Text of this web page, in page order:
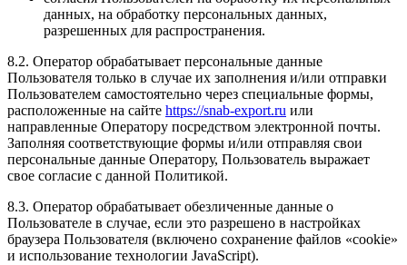
данных, на обработку персональных данных,
разрешенных для распространения.
8.2. Оператор обрабатывает персональные данные
Пользователя только в случае их заполнения и/или отправки
Пользователем самостоятельно через специальные формы,
расположенные на сайте https://snab-export.ru или
направленные Оператору посредством электронной почты.
Заполняя соответствующие формы и/или отправляя свои
персональные данные Оператору, Пользователь выражает
свое согласие с данной Политикой.
8.3. Оператор обрабатывает обезличенные данные о
Пользователе в случае, если это разрешено в настройках
браузера Пользователя (включено сохранение файлов «cookie»
и использование технологии JavaScript).